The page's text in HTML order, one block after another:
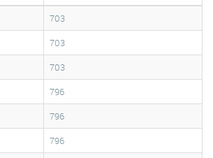
703
703
703
796
796
796